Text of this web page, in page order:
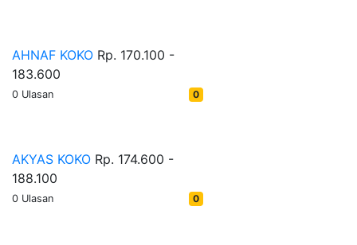
AHNAF KOKO Rp. 170.100 -
183.600
0 Ulasan 0
AKYAS KOKO Rp. 174.600 -
188.100
0 Ulasan 0